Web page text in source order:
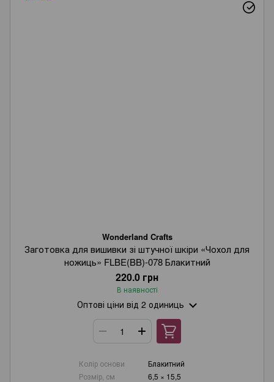
Wonderland Crafts
Заготовка для вишивки зі штучної шкіри «Чохол для
ножиць» FLBE(BB)-078 Блакитний
220.0 грн
В наявності
Оптові ціни від 2 одиниць
Колір основи
Блакитний
Розмір, см
6,5 × 15,5